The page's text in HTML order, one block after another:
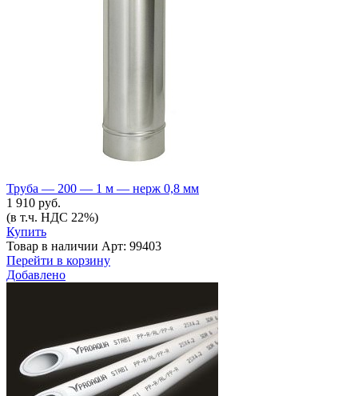
Труба — 200 — 1 м — нерж 0,8 мм
1 910 руб.
(в т.ч. НДС 22%)
Купить
Товар в наличии Арт: 99403
Перейти в корзину
Добавлено